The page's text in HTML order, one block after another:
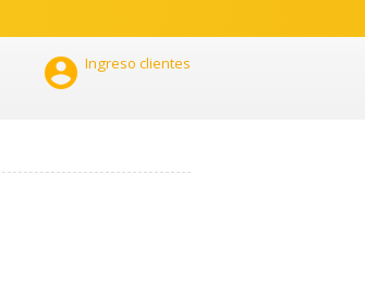
 Ingreso clientes